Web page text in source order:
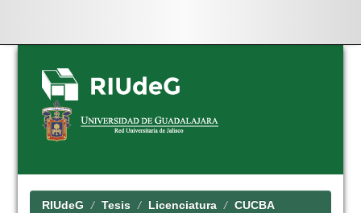
Skip
navigation
RIUdeG Tesis Licenciatura CUCBA